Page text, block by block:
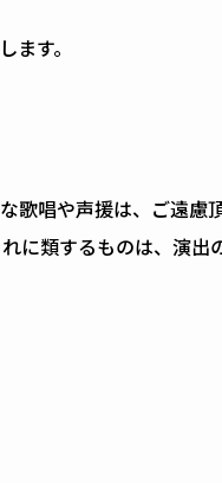
す。
歌唱や声援は、ご遠慮
に類するものは、演出